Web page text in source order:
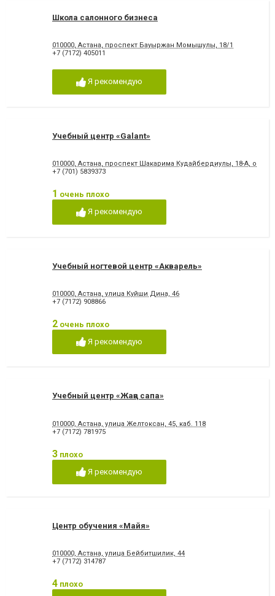
Школа салонного бизнеса
010000, Астана, проспект Бауыржан Момышулы, 18/1
+7 (7172) 405011
Я рекомендую
Учебный центр «Galant»
010000, Астана, проспект Шакарима Кудайбердиулы, 18-А, офис
+7 (701) 5839373
1 очень плохо
Я рекомендую
Учебный ногтевой центр «Акварель»
010000, Астана, улица Куйши Дина, 46
+7 (7172) 908866
2 очень плохо
Я рекомендую
Учебный центр «Жаңа сапа»
010000, Астана, улица Желтоксан, 45, каб. 118
+7 (7172) 781975
3 плохо
Я рекомендую
Центр обучения «Майя»
010000, Астана, улица Бейбитшилик, 44
+7 (7172) 314787
4 плохо